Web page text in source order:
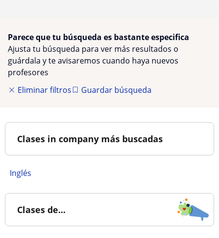
Parece que tu búsqueda es bastante especifica
Ajusta tu búsqueda para ver más resultados o
guárdala y te avisaremos cuando haya nuevos
profesores
Eliminar filtros
Guardar búsqueda
Clases in company más buscadas
Inglés
Clases de...